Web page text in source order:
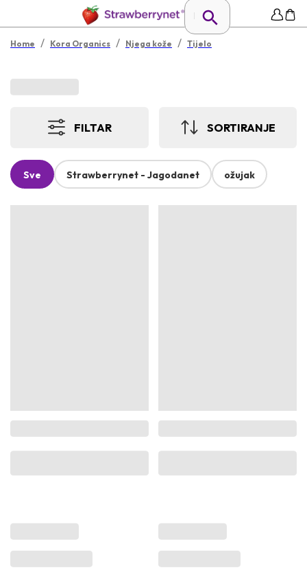
Home / Kora Organics / Njega kože / Tijelo
FILTAR SORTIRANJE
Sve Strawberrynet - Jagodanet ožujak